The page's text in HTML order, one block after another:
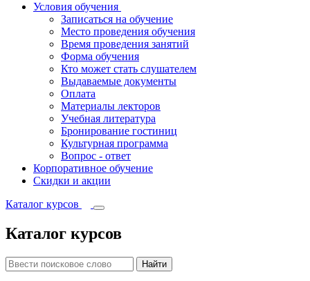
Условия обучения
Записаться на обучение
Место проведения обучения
Время проведения занятий
Форма обучения
Кто может стать слушателем
Выдаваемые документы
Оплата
Материалы лекторов
Учебная литература
Бронирование гостиниц
Культурная программа
Вопрос - ответ
Корпоративное обучение
Скидки и акции
Каталог курсов
Каталог курсов
Найти